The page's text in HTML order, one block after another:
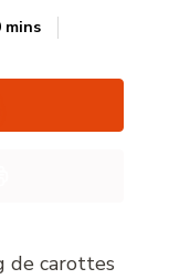
mins
de carottes